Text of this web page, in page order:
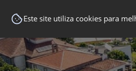
Este site utiliza cookies para